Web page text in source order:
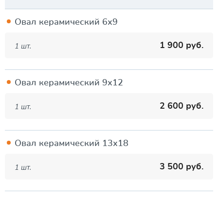
Овал керамический 6х9
1 шт. 1 900 руб.
Овал керамический 9х12
1 шт. 2 600 руб.
Овал керамический 13х18
1 шт. 3 500 руб.